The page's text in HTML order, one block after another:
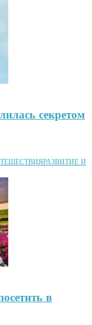
секретом
РАЗВИТИЕ И
в